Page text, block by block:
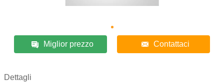
Miglior prezzo Contattaci
Dettagli